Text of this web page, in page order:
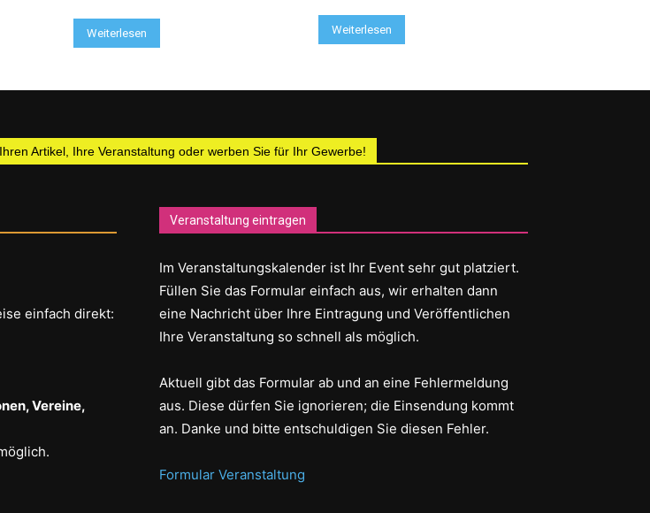
Weiterlesen Weiterlesen
Artikel, Ihre Veranstaltung oder werben Sie für Ihr Gewerbe!
einfach direkt:
Vereine,
Veranstaltung eintragen
Im Veranstaltungskalender ist Ihr Event sehr gut platziert.
Füllen Sie das Formular einfach aus, wir erhalten dann
eine Nachricht über Ihre Eintragung und Veröffentlichen
Ihre Veranstaltung so schnell als möglich.
Aktuell gibt das Formular ab und an eine Fehlermeldung
aus. Diese dürfen Sie ignorieren; die Einsendung kommt
an. Danke und bitte entschuldigen Sie diesen Fehler.
Formular Veranstaltung